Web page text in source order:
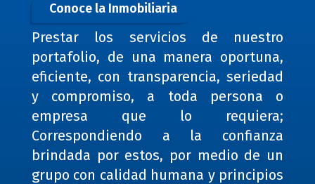
Conoce la Inmobiliaria
Prestar los servicios de nuestro
portafolio, de una manera oportuna,
eficiente, con transparencia, seriedad
y compromiso, a toda persona o
empresa que lo requiera;
Correspondiendo a la confianza
brindada por estos, por medio de un
grupo con calidad humana y principios